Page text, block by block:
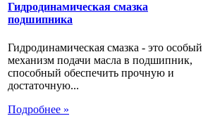
Гидродинамическая смазка
подшипника
Гидродинамическая смазка - это особый
механизм подачи масла в подшипник,
способный обеспечить прочную и
достаточную...
Подробнее »